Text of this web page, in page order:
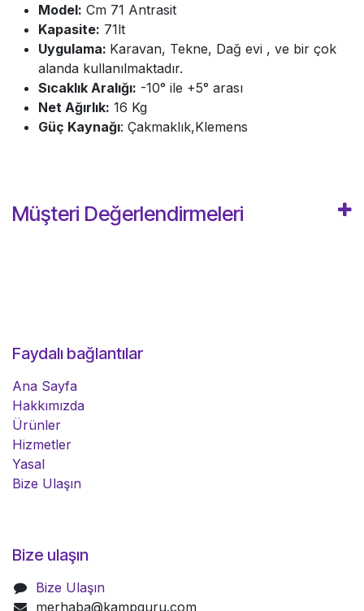
Model: Cm 71 Antrasit
Kapasite: 71lt
Uygulama: Karavan, Tekne, Dağ evi , ve bir çok
alanda kullanılmaktadır.
Sıcaklık Aralığı: -10° ile +5° arası
Net Ağırlık: 16 Kg
Güç Kaynağı: Çakmaklık,Klemens
Müşteri Değerlendirmeleri
Faydalı bağlantılar
Ana Sayfa
Hakkımızda
Ürünler
Hizmetler
Yasal
Bize Ulaşın
Bize ulaşın
Bize Ulaşın
merhaba@kampguru.com